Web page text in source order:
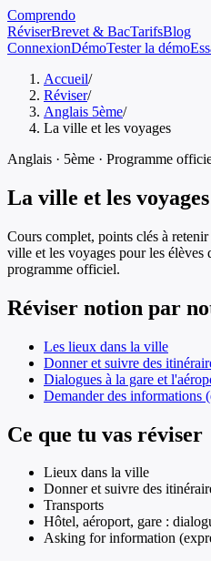
Comprendo
RéviserBrevet & BacTarifsBlog
ConnexionDémoTester la démo
Accueil/
Réviser/
Anglais 5ème/
La ville et les voyages
Anglais · 5ème · Programme
La ville et les voyages
Cours complet, points clés à
ville et les voyages pour les élèves
programme officiel.
Réviser notion par
Les lieux dans la ville
Donner et suivre des
Dialogues à la gare et
Demander des informations
Ce que tu vas réviser
Lieux dans la ville
Donner et suivre des
Transports
Hôtel, aéroport, gare :
Asking for information